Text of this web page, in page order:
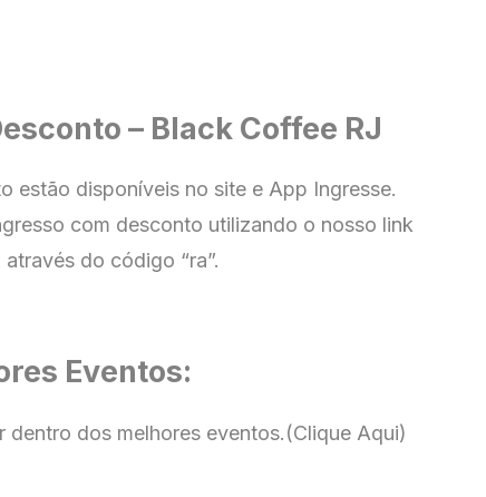
– Black Coffee RJ
estão disponíveis no site e App Ingresse.
com desconto utilizando o nosso link
do código “ra”.
Eventos:
dos melhores eventos.(Clique Aqui)